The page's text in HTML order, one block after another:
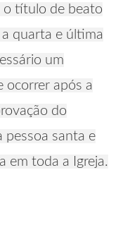
o título de beato
quarta e última
um
ocorrer após a
do
pessoa santa e
em toda a Igreja.